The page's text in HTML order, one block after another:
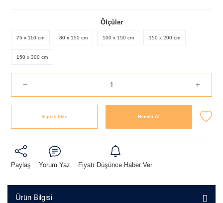
Ölçüler
75 x 110 cm 80 x 150 cm 100 x 150 cm 150 x 200 cm
150 x 300 cm
Sepete Ekle Hemen Al
Paylaş Yorum Yaz Fiyatı Düşünce Haber Ver
Ürün Bilgisi